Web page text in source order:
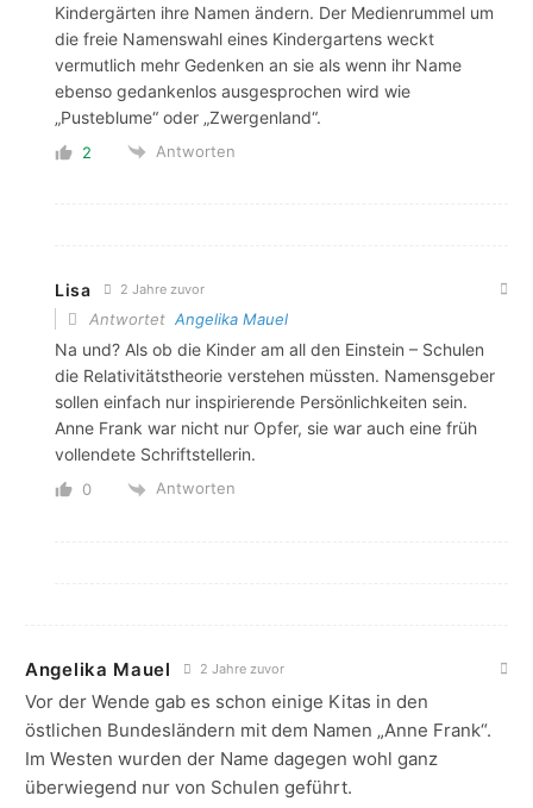
Kindergärten ihre Namen ändern. Der Medienrummel um
die freie Namenswahl eines Kindergartens weckt
vermutlich mehr Gedenken an sie als wenn ihr Name
ebenso gedankenlos ausgesprochen wird wie
„Pusteblume“ oder „Zwergenland“.
2 Antworten
Lisa 2 Jahre zuvor
Antwortet Angelika Mauel
Na und? Als ob die Kinder am all den Einstein – Schulen
die Relativitätstheorie verstehen müssten. Namensgeber
sollen einfach nur inspirierende Persönlichkeiten sein.
Anne Frank war nicht nur Opfer, sie war auch eine früh
vollendete Schriftstellerin.
0 Antworten
Angelika Mauel 2 Jahre zuvor
Vor der Wende gab es schon einige Kitas in den
östlichen Bundesländern mit dem Namen „Anne Frank“.
Im Westen wurden der Name dagegen wohl ganz
überwiegend nur von Schulen geführt.